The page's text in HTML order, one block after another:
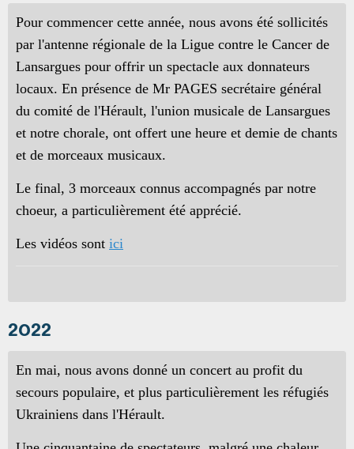
Pour commencer cette année, nous avons été sollicités
par l'antenne régionale de la Ligue contre le Cancer de
Lansargues pour offrir un spectacle aux donnateurs
locaux. En présence de Mr PAGES secrétaire général
du comité de l'Hérault, l'union musicale de Lansargues
et notre chorale, ont offert une heure et demie de chants
et de morceaux musicaux.
Le final, 3 morceaux connus accompagnés par notre
choeur, a particulièrement été apprécié.
Les vidéos sont ici
2022
En mai, nous avons donné un concert au profit du
secours populaire, et plus particulièrement les réfugiés
Ukrainiens dans l'Hérault.